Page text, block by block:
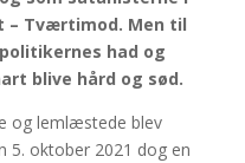
– Tværtimod. Men til
had og
blive hård og sød.
og lemlæstede blev
5. oktober 2021 dog en